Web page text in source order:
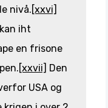
nivå.[xxvi]
iht
en frisone
[xxvii] Den
USA og